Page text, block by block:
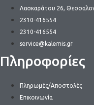
Λασκαράτου 26,
2310-416554
2310-416554
service@kalemis.gr
Πληροφορίες
Πληρωμές/Αποστολές
Επικοινωνία